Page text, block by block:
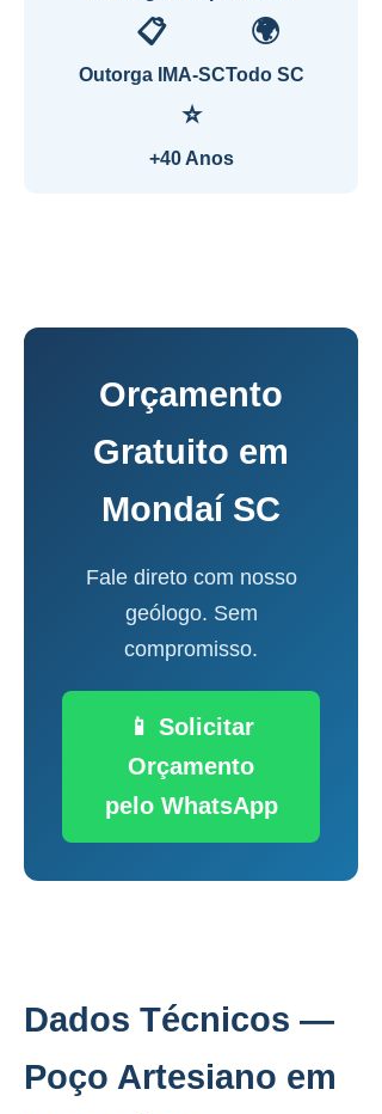
📋
Outorga IMA-SC
🌍
Todo SC
⭐
+40 Anos
Orçamento
Gratuito em
Mondaí SC
Fale direto com nosso
geólogo. Sem
compromisso.
📱 Solicitar
Orçamento
pelo WhatsApp
Dados Técnicos —
Poço Artesiano em